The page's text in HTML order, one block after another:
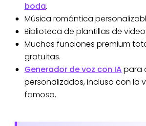
boda.
Música romántica
Biblioteca de plantillas de
Muchas funciones premium
gratuitas.
Generador de voz con IApara
personalizados, incluso con la
famoso.